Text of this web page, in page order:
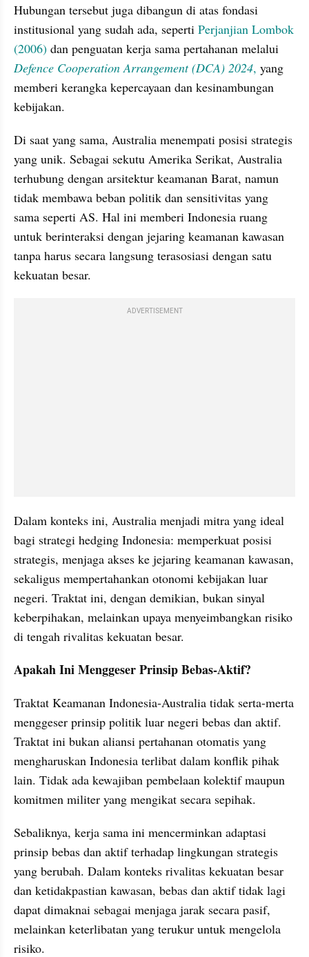
Hubungan tersebut juga dibangun di atas fondasi
institusional yang sudah ada, seperti Perjanjian Lombok
(2006)
Defence Cooperation Arrangement (DCA) 2024, yang
memberi kerangka kepercayaan dan kesinambungan
kebijakan.
Di saat yang sama, Australia menempati posisi strategis
yang unik. Sebagai sekutu Amerika Serikat, Australia
terhubung dengan arsitektur keamanan Barat, namun
tidak membawa beban politik dan sensitivitas yang
sama seperti AS. Hal ini memberi Indonesia ruang
untuk berinteraksi dengan jejaring keamanan kawasan
tanpa harus secara langsung terasosiasi dengan satu
kekuatan besar.
ADVERTISEMENT
Dalam konteks ini, Australia menjadi mitra yang ideal
bagi strategi hedging Indonesia: memperkuat posisi
strategis, menjaga akses ke jejaring keamanan kawasan,
sekaligus mempertahankan otonomi kebijakan luar
negeri. Traktat ini, dengan demikian, bukan sinyal
keberpihakan, melainkan upaya menyeimbangkan risiko
di tengah rivalitas kekuatan besar.
Apakah Ini Menggeser Prinsip Bebas-Aktif?
Traktat Keamanan Indonesia-Australia tidak serta-merta
menggeser prinsip politik luar negeri bebas dan aktif.
Traktat ini bukan aliansi pertahanan otomatis yang
mengharuskan Indonesia terlibat dalam konflik pihak
lain. Tidak ada kewajiban pembelaan kolektif maupun
komitmen militer yang mengikat secara sepihak.
Sebaliknya, kerja sama ini mencerminkan adaptasi
prinsip bebas dan aktif terhadap lingkungan strategis
yang berubah. Dalam konteks rivalitas kekuatan besar
dan ketidakpastian kawasan, bebas dan aktif tidak lagi
dapat dimaknai sebagai menjaga jarak secara pasif,
melainkan keterlibatan yang terukur untuk mengelola
risiko.